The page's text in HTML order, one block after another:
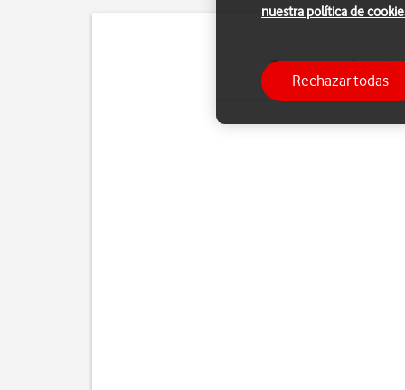
Puedes ver cuántos
nuestra política de
Rechazar todas